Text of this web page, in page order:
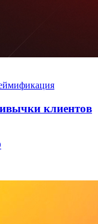
клиентов